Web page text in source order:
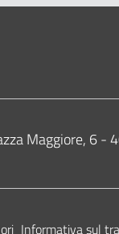
di Bologna
Maggiore, 6
Informativa sul